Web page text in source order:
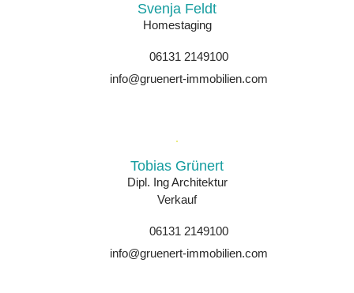
Svenja Feldt
Homestaging
06131 2149100
info@gruenert-immobilien.com
Tobias Grünert
Dipl. Ing Architektur
Verkauf
06131 2149100
info@gruenert-immobilien.com